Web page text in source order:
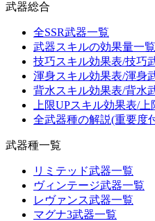
武器総合
全SSR武器一覧
武器スキルの効果量一
技巧スキル効果表/技巧
渾身スキル効果表/渾身
背水スキル効果表/背水
上限UPスキル効果表/
全武器種の解説(重要度
武器種一覧
リミテッド武器一覧
ヴィンテージ武器一覧
レヴァンス武器一覧
マグナ3武器一覧